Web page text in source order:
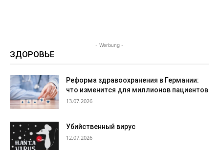
- Werbung -
ЗДОРОВЬЕ
Реформа здравоохранения в Германии:
что изменится для миллионов пациентов
13.07.2026
Убийственный вирус
12.07.2026